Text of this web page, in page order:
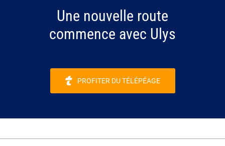
Une nouvelle route
commence avec Ulys
PROFITER DU TÉLÉPÉAGE